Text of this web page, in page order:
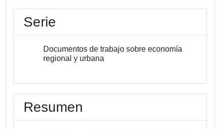
Serie
Documentos de trabajo sobre economía
regional y urbana
Resumen